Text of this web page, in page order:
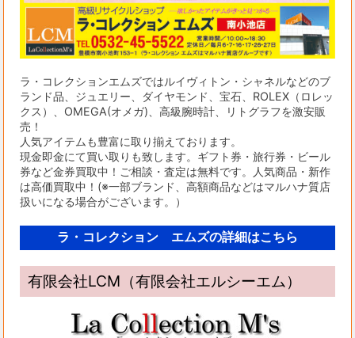
ラ・コレクションエムズではルイヴィトン・シャネルなどのブ
ランド品、ジュエリー、ダイヤモンド、宝石、ROLEX（ロレッ
クス）、OMEGA(オメガ)、高級腕時計、リトグラフを激安販
売！
人気アイテムも豊富に取り揃えております。
現金即金にて買い取りも致します。ギフト券・旅行券・ビール
券など金券買取中！ご相談・査定は無料です。人気商品・新作
は高価買取中！(※一部ブランド、高額商品などはマルハナ質店
扱いになる場合がございます。）
ラ・コレクション エムズの詳細はこちら
有限会社LCM（有限会社エルシーエム）